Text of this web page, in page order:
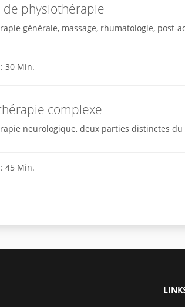
de physiothérapie
générale, massage, rhumatologie, post-
30 Min.
complexe
neurologique, deux parties distinctes
45 Min.